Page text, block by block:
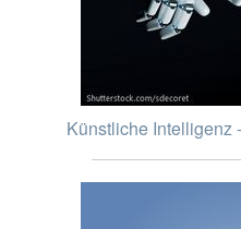
Künstliche Intelligenz